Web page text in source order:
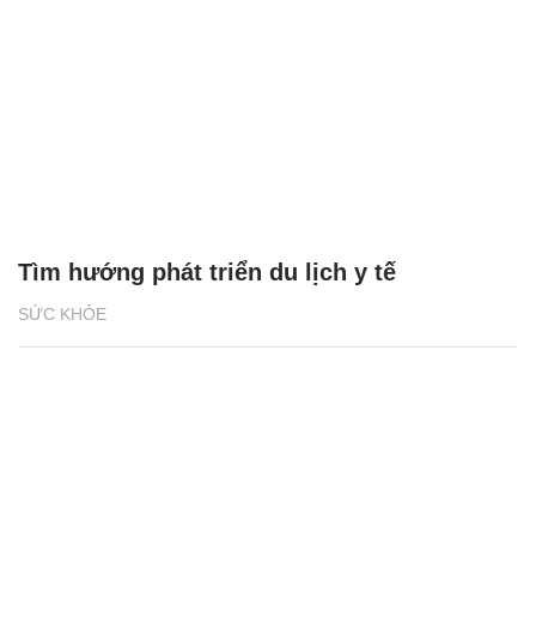
SỨC KHỎE
Tìm hướng phát triển du lịch y tế